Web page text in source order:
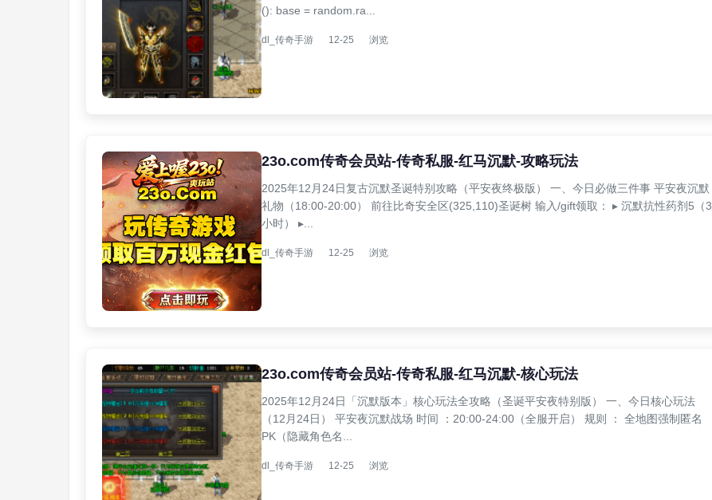
(): base = random.ra...
dl_传奇手游 12-25 浏览
23o.com传奇会员站-传奇私服-红马沉默-攻略玩法
2025年12月24日复古沉默圣诞特别攻略（平安夜终极版） 一、今日必做三件事 平安夜沉默
礼物（18:00-20:00） 前往比奇安全区(325,110)圣诞树 输入/gift领取： ▸ 沉默抗性药剂5（3
小时） ▸...
dl_传奇手游 12-25 浏览
23o.com传奇会员站-传奇私服-红马沉默-核心玩法
2025年12月24日「沉默版本」核心玩法全攻略（圣诞平安夜特别版） 一、今日核心玩法
（12月24日） 平安夜沉默战场 时间 ：20:00-24:00（全服开启） 规则 ： 全地图强制匿名
PK（隐藏角色名...
dl_传奇手游 12-25 浏览